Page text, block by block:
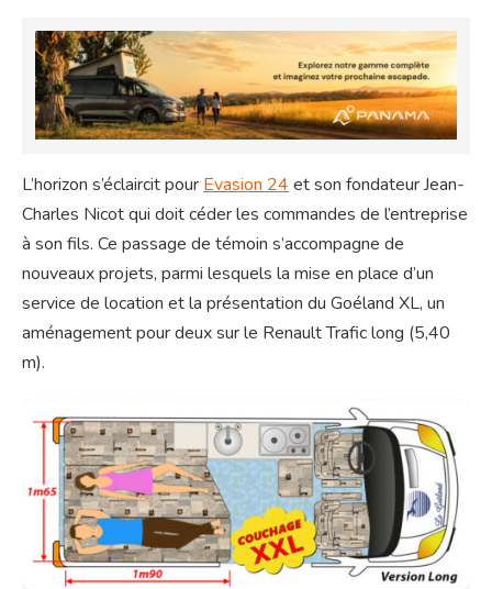
L’horizon s’éclaircit pour Evasion 24 et son fondateur Jean-
Charles Nicot qui doit céder les commandes de l’entreprise
à son fils. Ce passage de témoin s’accompagne de
nouveaux projets, parmi lesquels la mise en place d’un
service de location et la présentation du Goéland XL, un
aménagement pour deux sur le Renault Trafic long (5,40
m).